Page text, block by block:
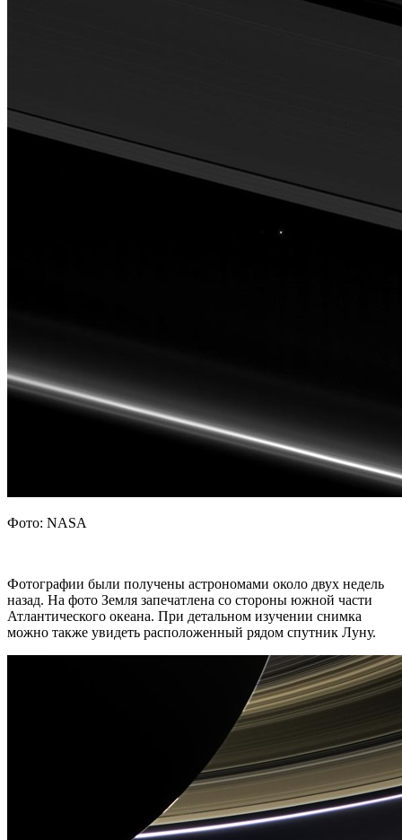
Фото: NASA
Фотографии были получены астрономами около двух недель
назад. На фото Земля запечатлена со стороны южной части
Атлантического океана. При детальном изучении снимка
можно также увидеть расположенный рядом спутник Луну.